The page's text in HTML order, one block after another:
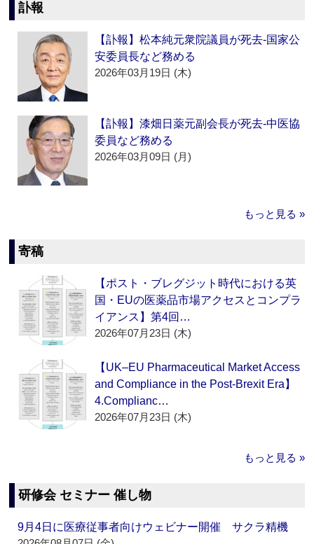
訃報
【訃報】松本純元衆院議員が死去‐国家公
安委員長など務める
2026年03月19日 (木)
【訃報】漆畑日薬元副会長が死去‐中医協
委員など務める
2026年03月09日 (月)
もっと見る »
寄稿
【ポスト・ブレグジット時代における英
国・EUの医薬品市場アクセスとコンプラ
イアンス】第4回…
2026年07月23日 (木)
【UK–EU Pharmaceutical Market Access
and Compliance in the Post-Brexit Era】
4.Complianc…
2026年07月23日 (木)
もっと見る »
研修会 セミナー 催し物
9月4日に医療従事者向けウェビナー開催 サクラ精機